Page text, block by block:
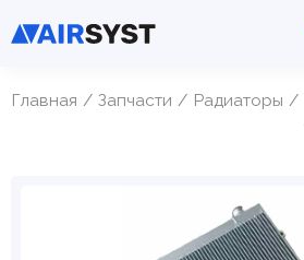
Главная Запчасти Радиаторы